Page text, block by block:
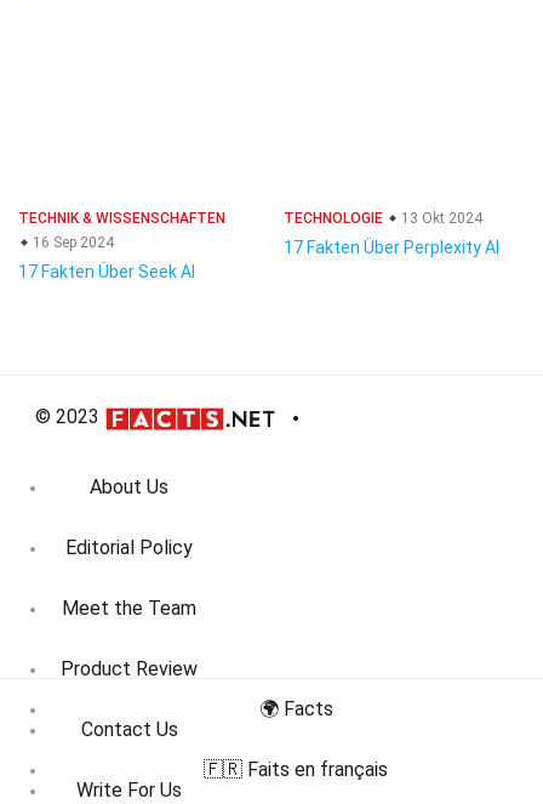
TECHNIK & WISSENSCHAFTEN
16 Sep 2024
17 Fakten Über Seek AI
TECHNOLOGIE 13 Okt 2024
17 Fakten Über Perplexity AI
© 2023
About Us
Editorial Policy
Meet the Team
Product Review
Contact Us
Write For Us
🌍 Facts
🇫🇷 Faits en français